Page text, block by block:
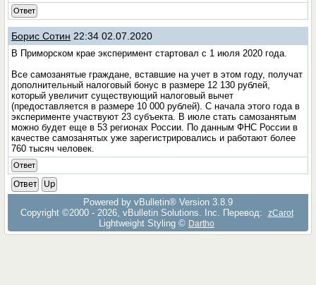
Ответ
Борис Сотин 22:34 02.07.2020
В Приморском крае эксперимент стартовал с 1 июля 2020 года.
Все самозанятые граждане, вставшие на учет в этом году, получат
дополнительный налоговый бонус в размере 12 130 рублей,
который увеличит существующий налоговый вычет
(предоставляется в размере 10 000 рублей). С начала этого года в
эксперименте участвуют 23 субъекта. В июле стать самозанятым
можно будет еще в 53 регионах России. По данным ФНС России в
качестве самозанятых уже зарегистрировались и работают более
760 тысяч человек.
Ответ
Ответ
Up
Powered by vBulletin® Version 3.8.9
Copyright ©2000 - 2026, vBulletin Solutions, Inc. Перевод:
zCarot
Lightweight Styling © Dartho